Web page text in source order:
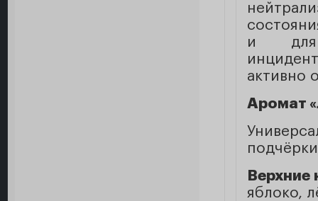
и для
активно
Аромат
яблоко,